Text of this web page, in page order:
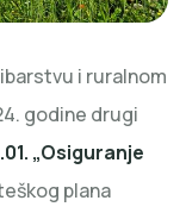
i ruralnom
godine drugi
„Osiguranje
plana